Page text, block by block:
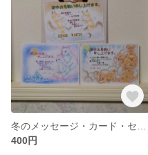
400円